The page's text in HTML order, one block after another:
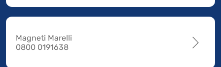
Magneti Marelli
0800 0191638